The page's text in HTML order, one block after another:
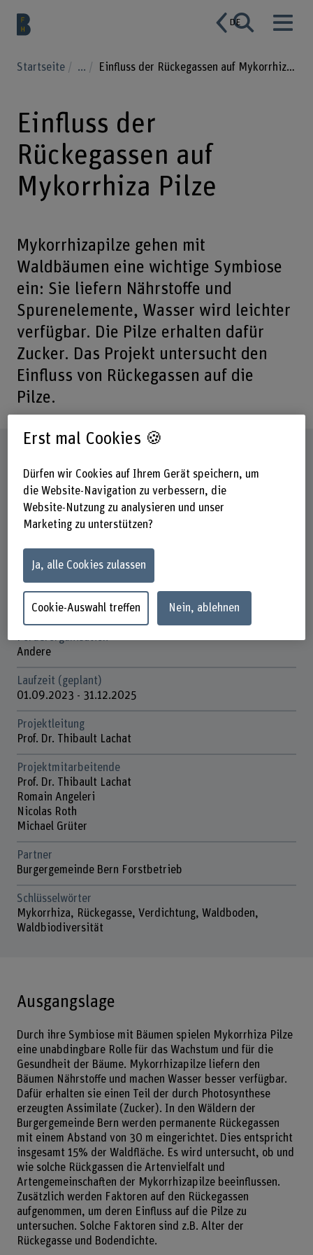
DE
Startseite ... Einfluss der Rückegassen auf Mykorrhiza Pilze
Einfluss der
Rückegassen auf
Mykorrhiza Pilze
Mykorrhizapilze gehen mit
Waldbäumen eine wichtige Symbiose
ein: Sie liefern Nährstoffe und
Spurenelemente, Wasser wird leichter
verfügbar. Die Pilze erhalten dafür
Zucker. Das Projekt untersucht den
Einfluss von Rückegassen auf die
Pilze.
Beteiligte Departemente
Hochschule für Agrar-, Forst- und
Lebensmittelwissenschaften
Institut(e)
Multifunktionale Waldwirtschaft
Forschungseinheit(en)
Waldökosystem und Waldmanagement
Förderorganisation
Andere
Laufzeit (geplant)
01.09.2023 - 31.12.2025
Projektleitung
Prof. Dr. Thibault Lachat
Projektmitarbeitende
Prof. Dr. Thibault Lachat
Romain Angeleri
Nicolas Roth
Michael Grüter
Partner
Burgergemeinde Bern Forstbetrieb
Schlüsselwörter
Mykorrhiza, Rückegasse, Verdichtung, Waldboden,
Waldbiodiversität
Ausgangslage
Durch ihre Symbiose mit Bäumen spielen Mykorrhiza Pilze
eine unabdingbare Rolle für das Wachstum und für die
Gesundheit der Bäume. Mykorrhizapilze liefern den
Bäumen Nährstoffe und machen Wasser besser verfügbar.
Dafür erhalten sie einen Teil der durch Photosynthese
erzeugten Assimilate (Zucker). In den Wäldern der
Burgergemeinde Bern werden permanente Rückegassen
mit einem Abstand von 30 m eingerichtet. Dies entspricht
insgesamt 15% der Waldfläche. Es wird untersucht, ob und
wie solche Rückgassen die Artenvielfalt und
Artengemeinschaften der Mykorrhizapilze beeinflussen.
Zusätzlich werden Faktoren auf den Rückegassen
aufgenommen, um deren Einfluss auf die Pilze zu
untersuchen. Solche Faktoren sind z.B. Alter der
Rückegasse und Bodendichte.
Erst mal Cookies 🍪
Dürfen wir Cookies auf Ihrem Gerät speichern, um
die Website-Navigation zu verbessern, die
Website-Nutzung zu analysieren und unser
Marketing zu unterstützen?
Ja, alle Cookies zulassen
Cookie-Auswahl treffen Nein, ablehnen